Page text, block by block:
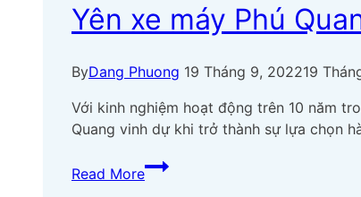
mới
vào
chuyền
sản
xuất
xe
máy
Yên xe máy Phú
ByDang Phuong 19 Tháng 9, 202219
Với kinh nghiệm hoạt động trên 10 năm
Quang vinh dự khi trở thành sự lựa chọn
Read More
Yên
xe